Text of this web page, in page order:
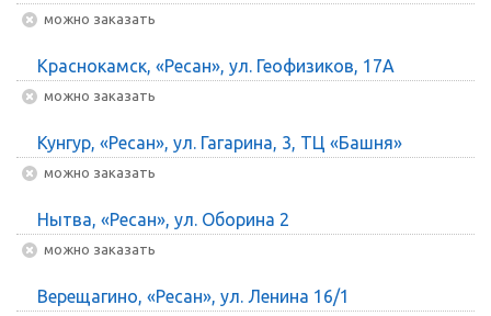
Можно заказать
Краснокамск, «Ресан», ул. Геофизиков, 17А
Можно заказать
Кунгур, «Ресан», ул. Гагарина, 3, ТЦ «Башня»
Можно заказать
Нытва, «Ресан», ул. Оборина 2
Можно заказать
Верещагино, «Ресан», ул. Ленина 16/1